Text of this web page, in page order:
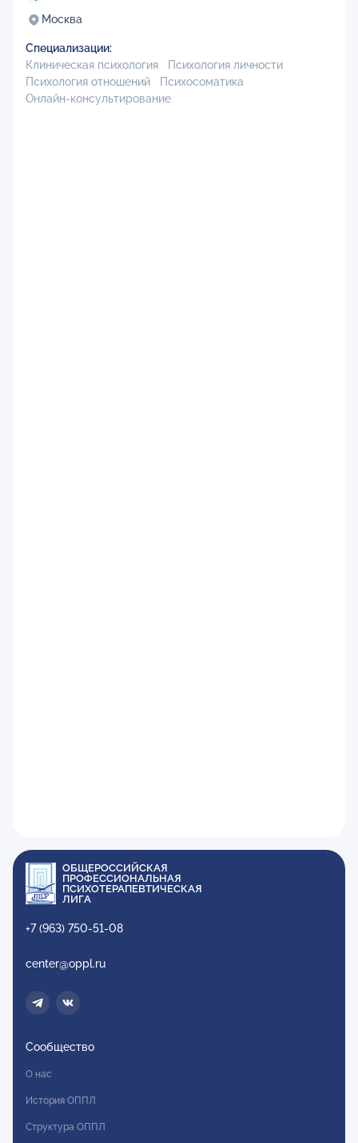
Москва
Специализации:
Клиническая психология
Психология личности
Психология отношений
Психосоматика
Онлайн-консультирование
ОБЩЕРОССИЙСКАЯ
ПРОФЕССИОНАЛЬНАЯ
ПСИХОТЕРАПЕВТИЧЕСКАЯ
ЛИГА
+7 (963) 750-51-08
center@oppl.ru
Сообщество
О нас
История ОППЛ
Структура ОППЛ